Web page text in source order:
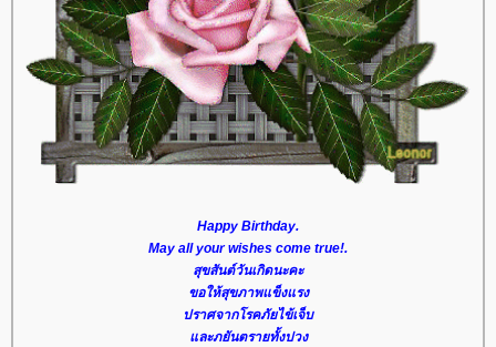
Happy Birthday.
May all your wishes come true!.
สุขสันต์วันเกิดนะคะ
ขอให้สุขภาพแข็งแรง
ปราศจากโรคภัยไข้เจ็บ
ละภยันตรายทั้งปวง